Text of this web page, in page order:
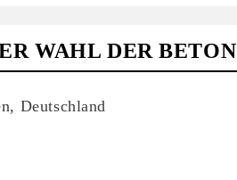
WAHL DER
Deutschland